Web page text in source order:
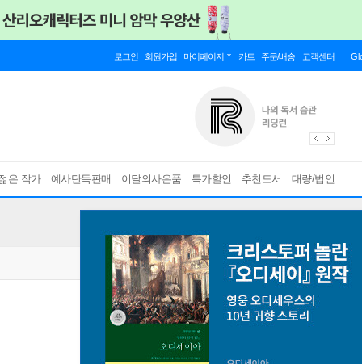
로그인 회원가입 마이페이지 카트 주문/배송 고객센터
은 작가 예사단독판매 이달의사은품 특가할인 추천도서 대량/법인